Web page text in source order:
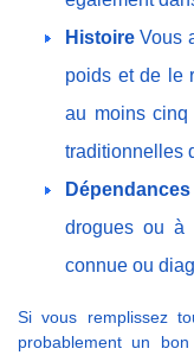
HistoireVous
poids et de le
au moins cinq
traditionnelles
Dépendances
drogues ou à
connue ou
Si vous remplissez
probablement un